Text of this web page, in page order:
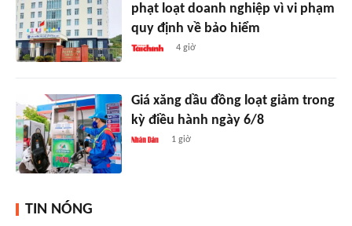
phạt loạt doanh nghiệp vì vi phạm
quy định về bảo hiểm
4 giờ
Giá xăng dầu đồng loạt giảm trong
kỳ điều hành ngày 6/8
1 giờ
TIN NÓNG